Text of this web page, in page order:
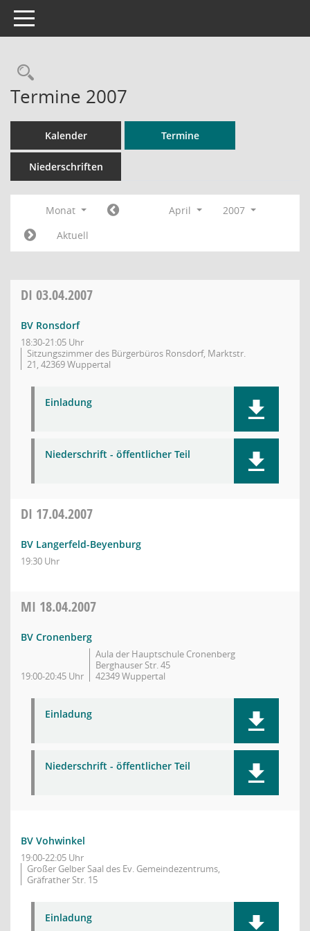
Toggle navigation
Rechercheauswahl
Termine 2007
Kalender Termine
Niederschriften
Monat April
2007
Aktuell
DI 03.04.2007
BV Ronsdorf
18:30-21:05 Uhr
Sitzungszimmer des Bürgerbüros Ronsdorf, Marktstr.
21, 42369 Wuppertal
Einladung
Niederschrift - öffentlicher Teil
DI 17.04.2007
BV Langerfeld-Beyenburg
19:30 Uhr
MI 18.04.2007
BV Cronenberg
19:00-20:45 Uhr
Aula der Hauptschule Cronenberg
Berghauser Str. 45
42349 Wuppertal
Einladung
Niederschrift - öffentlicher Teil
BV Vohwinkel
19:00-22:05 Uhr
Großer Gelber Saal des Ev. Gemeindezentrums,
Gräfrather Str. 15
Einladung